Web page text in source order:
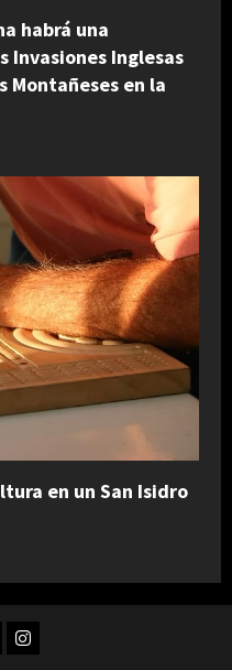
habrá una
Invasiones Inglesas
Montañeses en la
en un San Isidro
Instagram